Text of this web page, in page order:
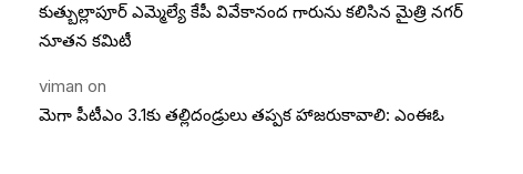
కుత్బుల్లాపూర్ ఎమ్మెల్యే కేపీ వివేకానంద గారును కలిసిన మైత్రి నగర్
నూతన కమిటీ
viman on
మెగా పీటీఎం 3.1కు తల్లిదండ్రులు తప్పక హాజరుకావాలి: ఎంఈఓ